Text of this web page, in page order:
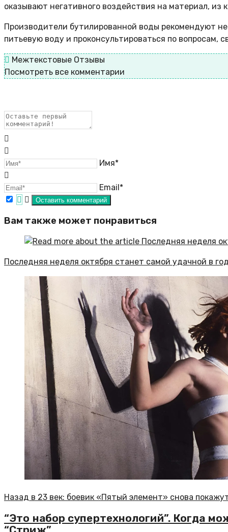
оказывают негативного воздействия на материал, из
Производители бутилированной воды рекомендуют
питьевую воду и проконсультироваться по вопросам,
Межтекстовые Отзывы
Посмотреть все комментарии
Имя*
Email*
Вам также может понравиться
Последняя неделя октября станет самой удачной в
Назад в 23 век: боевик «Пятый элемент» снова
“Это набор супертехнологий”. Когда